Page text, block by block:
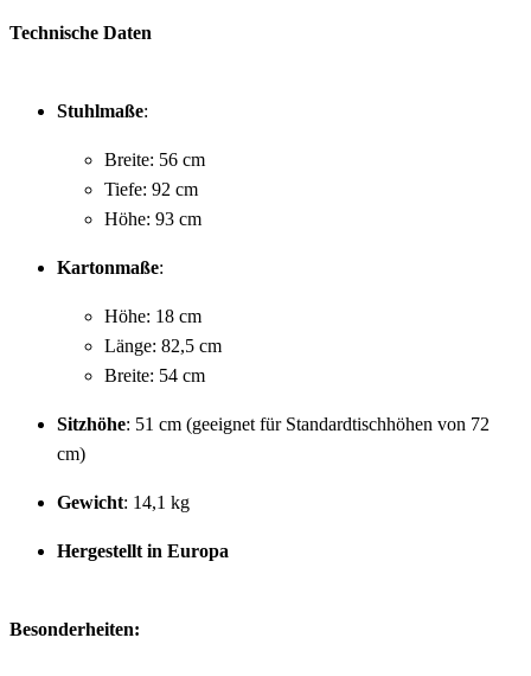
Technische Daten
Stuhlmaße:
Breite: 56 cm
Tiefe: 92 cm
Höhe: 93 cm
Kartonmaße:
Höhe: 18 cm
Länge: 82,5 cm
Breite: 54 cm
Sitzhöhe: 51 cm (geeignet für Standardtischhöhen von 72
cm)
Gewicht: 14,1 kg
Hergestellt in Europa
Besonderheiten: